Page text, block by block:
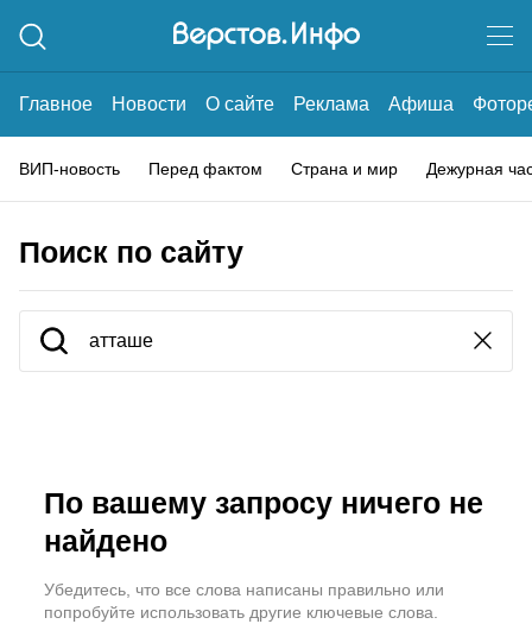
Главное Новости О сайте Реклама Афиша
ВИП-новость Перед фактом Страна и мир Дежурная
Поиск по сайту
По вашему запросу ничего не
найдено
Убедитесь, что все слова написаны правильно или
попробуйте использовать другие ключевые слова.